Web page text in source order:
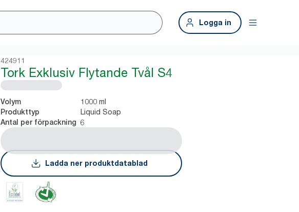
Logga in
424911
Tork Exklusiv Flytande Tvål S4
Volym 1000 ml
Produkttyp Liquid Soap
Antal per förpackning 6
Ladda ner produktdatablad